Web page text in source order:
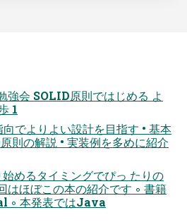
会 SOLID原則ではじめる よ
1
でよりよい設計を目指す • 基本
則の解説 • 実装例を多めに紹介
めるタイミングでぴっ たりの
はほぼこの本の紹介です ◦ 書籍
◦ 本発表ではJava